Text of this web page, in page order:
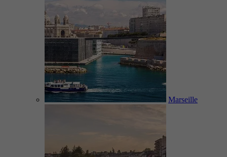
Marseille